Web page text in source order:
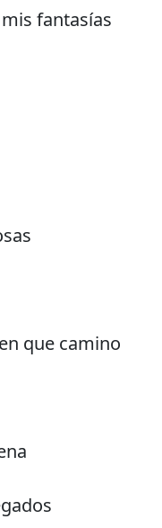
fantasías
que camino